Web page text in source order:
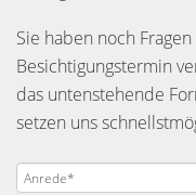
Sie haben noch
Besichtigungstermin
das untenstehende
setzen uns